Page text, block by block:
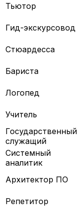
Тьютор
Гид-экскурсовод
Стюардесса
Бариста
Логопед
Учитель
Государственный
служащий
Системный
аналитик
Архитектор ПО
Репетитор